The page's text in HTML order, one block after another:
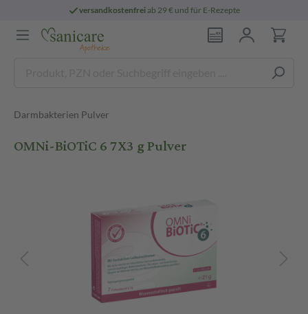
versandkostenfreiab 29 € und für E-Rezepte
Darmbakterien Pulver
OMNi-BiOTiC 6 7X3 g Pulver